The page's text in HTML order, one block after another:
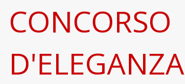
CONCORSO
D'ELEGANZA